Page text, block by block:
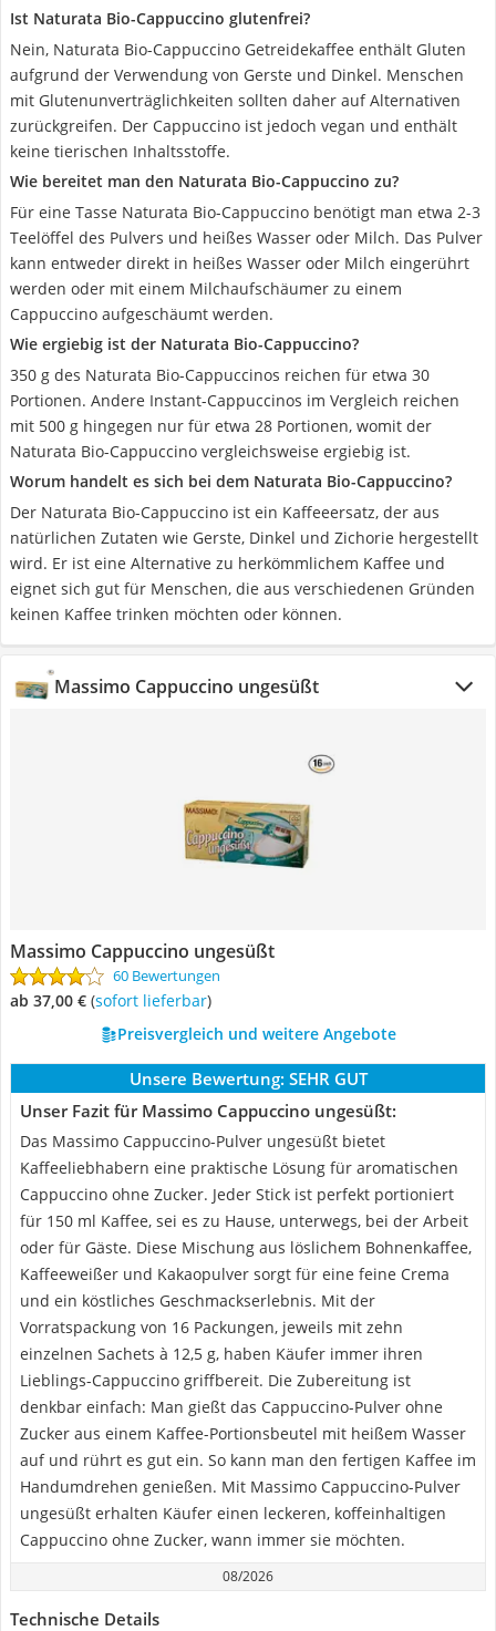
Ist Naturata Bio-Cappuccino glutenfrei?
Nein, Naturata Bio-Cappuccino Getreidekaffee enthält Gluten
aufgrund der Verwendung von Gerste und Dinkel. Menschen
mit Glutenunverträglichkeiten sollten daher auf Alternativen
zurückgreifen. Der Cappuccino ist jedoch vegan und enthält
keine tierischen Inhaltsstoffe.
Wie bereitet man den Naturata Bio-Cappuccino zu?
Für eine Tasse Naturata Bio-Cappuccino benötigt man etwa 2-3
Teelöffel des Pulvers und heißes Wasser oder Milch. Das Pulver
kann entweder direkt in heißes Wasser oder Milch eingerührt
werden oder mit einem Milchaufschäumer zu einem
Cappuccino aufgeschäumt werden.
Wie ergiebig ist der Naturata Bio-Cappuccino?
350 g des Naturata Bio-Cappuccinos reichen für etwa 30
Portionen. Andere Instant-Cappuccinos im Vergleich reichen
mit 500 g hingegen nur für etwa 28 Portionen, womit der
Naturata Bio-Cappuccino vergleichsweise ergiebig ist.
Worum handelt es sich bei dem Naturata Bio-Cappuccino?
Der Naturata Bio-Cappuccino ist ein Kaffeeersatz, der aus
natürlichen Zutaten wie Gerste, Dinkel und Zichorie hergestellt
wird. Er ist eine Alternative zu herkömmlichem Kaffee und
eignet sich gut für Menschen, die aus verschiedenen Gründen
keinen Kaffee trinken möchten oder können.
Massimo Cappuccino ungesüßt
Massimo Cappuccino ungesüßt
60 Bewertungen
ab 37,00 € ( Sofort lieferbar)
Preisvergleich und weitere Angebote
Unsere Bewertung: SEHR GUT
Unser Fazit für Massimo Cappuccino ungesüßt:
Das Massimo Cappuccino-Pulver ungesüßt bietet
Kaffeeliebhabern eine praktische Lösung für aromatischen
Cappuccino ohne Zucker. Jeder Stick ist perfekt portioniert
für 150 ml Kaffee, sei es zu Hause, unterwegs, bei der Arbeit
oder für Gäste. Diese Mischung aus löslichem Bohnenkaffee,
Kaffeeweißer und Kakaopulver sorgt für eine feine Crema
und ein köstliches Geschmackserlebnis. Mit der
Vorratspackung von 16 Packungen, jeweils mit zehn
einzelnen Sachets à 12,5 g, haben Käufer immer ihren
Lieblings-Cappuccino griffbereit. Die Zubereitung ist
denkbar einfach: Man gießt das Cappuccino-Pulver ohne
Zucker aus einem Kaffee-Portionsbeutel mit heißem Wasser
auf und rührt es gut ein. So kann man den fertigen Kaffee im
Handumdrehen genießen. Mit Massimo Cappuccino-Pulver
ungesüßt erhalten Käufer einen leckeren, koffeinhaltigen
Cappuccino ohne Zucker, wann immer sie möchten.
08/2026
Technische Details